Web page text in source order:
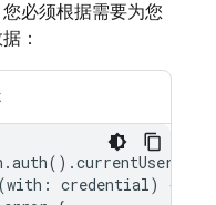
必须根据需要为您
：
.auth().currentUser
(with : credential) {